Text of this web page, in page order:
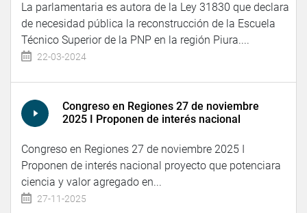
La parlamentaria es autora de la Ley 31830 que declara
de necesidad pública la reconstrucción de la Escuela
Técnico Superior de la PNP en la región Piura....
22-03-2024
Congreso en Regiones 27 de noviembre
2025 I Proponen de interés nacional
Congreso en Regiones 27 de noviembre 2025 I
Proponen de interés nacional proyecto que potenciara
ciencia y valor agregado en...
27-11-2025